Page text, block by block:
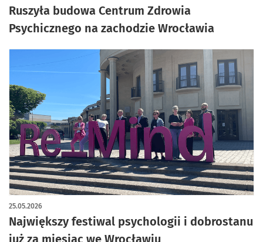
Ruszyła budowa Centrum Zdrowia
Psychicznego na zachodzie Wrocławia
Największy festiwal psychologii i dobrostanu
już za miesiąc we Wrocławiu
25.05.2026